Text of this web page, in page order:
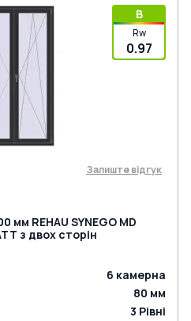
B
Rw
0.97
Залиште відгук
мм REHAU SYNEGO MD
з двох сторін
6 камерна
80 мм
3 Рівні